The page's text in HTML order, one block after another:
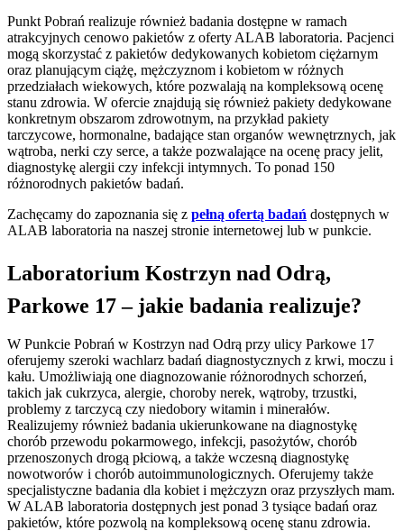
Punkt Pobrań realizuje również badania dostępne w ramach
atrakcyjnych cenowo pakietów z oferty ALAB laboratoria. Pacjenci
mogą skorzystać z pakietów dedykowanych kobietom ciężarnym
oraz planującym ciążę, mężczyznom i kobietom w różnych
przedziałach wiekowych, które pozwalają na kompleksową ocenę
stanu zdrowia. W ofercie znajdują się również pakiety dedykowane
konkretnym obszarom zdrowotnym, na przykład pakiety
tarczycowe, hormonalne, badające stan organów wewnętrznych, jak
wątroba, nerki czy serce, a także pozwalające na ocenę pracy jelit,
diagnostykę alergii czy infekcji intymnych. To ponad 150
różnorodnych pakietów badań.
Zachęcamy do zapoznania się z pełną ofertą badań dostępnych w
ALAB laboratoria na naszej stronie internetowej lub w punkcie.
Laboratorium Kostrzyn nad Odrą,
Parkowe 17 – jakie badania realizuje?
W Punkcie Pobrań w Kostrzyn nad Odrą przy ulicy Parkowe 17
oferujemy szeroki wachlarz badań diagnostycznych z krwi, moczu i
kału. Umożliwiają one diagnozowanie różnorodnych schorzeń,
takich jak cukrzyca, alergie, choroby nerek, wątroby, trzustki,
problemy z tarczycą czy niedobory witamin i minerałów.
Realizujemy również badania ukierunkowane na diagnostykę
chorób przewodu pokarmowego, infekcji, pasożytów, chorób
przenoszonych drogą płciową, a także wczesną diagnostykę
nowotworów i chorób autoimmunologicznych. Oferujemy także
specjalistyczne badania dla kobiet i mężczyzn oraz przyszłych mam.
W ALAB laboratoria dostępnych jest ponad 3 tysiące badań oraz
pakietów, które pozwolą na kompleksową ocenę stanu zdrowia.